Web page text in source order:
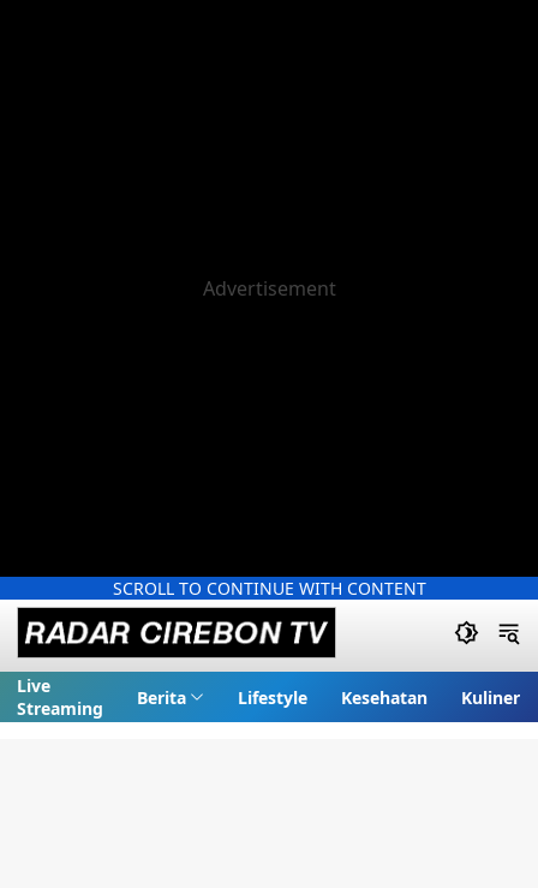
SCROLL TO CONTINUE WITH CONTENT
Live
Streaming
Berita Lifestyle Kesehatan Kuliner